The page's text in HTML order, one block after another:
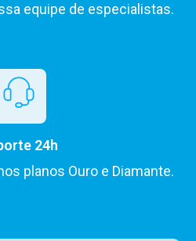
equipe de especialistas.
24h
planos Ouro e Diamante.